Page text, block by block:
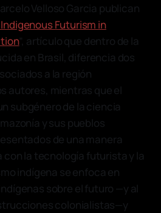
Velloso Garcia publican
Futurism in
”, artículo que dentro de la
en Brasil, diferencia dos
a la región
autores, mientras que el
subgénero de la ciencia
y sus pueblos
de una manera
con la tecnología futurista y la
indígena se enfoca en
sobre el futuro —y al
colonialistas—y